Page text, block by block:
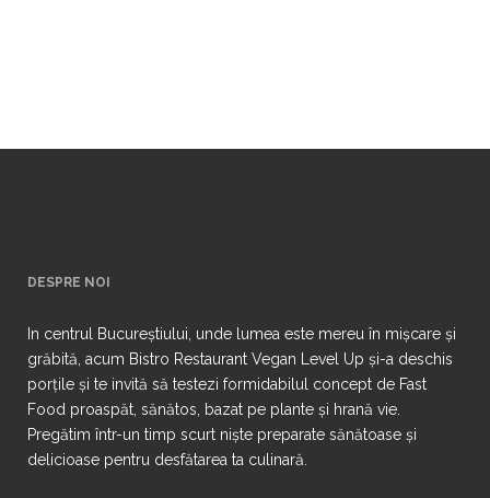
DESPRE NOI
In centrul Bucureștiului, unde lumea este mereu în mișcare și
grăbită, acum Bistro Restaurant Vegan Level Up și-a deschis
porțile și te invită să testezi formidabilul concept de Fast
Food proaspăt, sănătos, bazat pe plante și hrană vie.
Pregătim într-un timp scurt niște preparate sănătoase și
delicioase pentru desfătarea ta culinară.